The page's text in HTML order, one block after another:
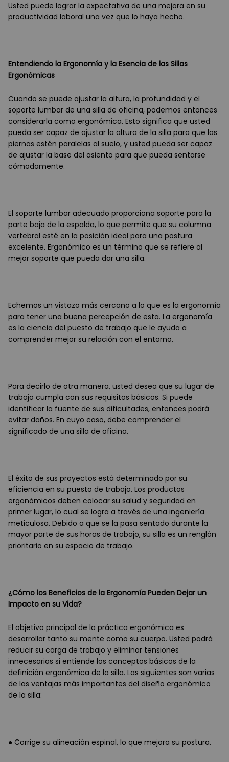
Usted puede lograr la expectativa de una mejora en su
productividad laboral una vez que lo haya hecho.
Entendiendo la Ergonomía y la Esencia de las Sillas
Ergonómicas
Cuando se puede ajustar la altura, la profundidad y el
soporte lumbar de una silla de oficina, podemos entonces
considerarla como ergonómica. Esto significa que usted
pueda ser capaz de ajustar la altura de la silla para que las
piernas estén paralelas al suelo, y usted pueda ser capaz
de ajustar la base del asiento para que pueda sentarse
cómodamente.
El soporte lumbar adecuado proporciona soporte para la
parte baja de la espalda, lo que permite que su columna
vertebral esté en la posición ideal para una postura
excelente. Ergonómico es un término que se refiere al
mejor soporte que pueda dar una silla.
Echemos un vistazo más cercano a lo que es la ergonomía
para tener una buena percepción de esta. La ergonomía
es la ciencia del puesto de trabajo que le ayuda a
comprender mejor su relación con el entorno.
Para decirlo de otra manera, usted desea que su lugar de
trabajo cumpla con sus requisitos básicos. Si puede
identificar la fuente de sus dificultades, entonces podrá
evitar daños. En cuyo caso, debe comprender el
significado de una silla de oficina.
El éxito de sus proyectos está determinado por su
eficiencia en su puesto de trabajo. Los productos
ergonómicos deben colocar su salud y seguridad en
primer lugar, lo cual se logra a través de una ingeniería
meticulosa. Debido a que se la pasa sentado durante la
mayor parte de sus horas de trabajo, su silla es un renglón
prioritario en su espacio de trabajo.
¿Cómo los Beneficios de la Ergonomía Pueden Dejar un
Impacto en su Vida?
El objetivo principal de la práctica ergonómica es
desarrollar tanto su mente como su cuerpo. Usted podrá
reducir su carga de trabajo y eliminar tensiones
innecesarias si entiende los conceptos básicos de la
definición ergonómica de la silla. Las siguientes son varias
de las ventajas más importantes del diseño ergonómico
de la silla:
● Corrige su alineación espinal, lo que mejora su postura.